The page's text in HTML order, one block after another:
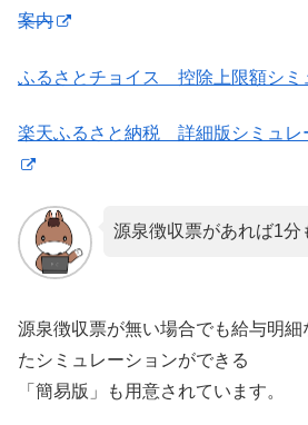
案内
ふるさとチョイス 控除上限額シミ
楽天ふるさと納税 詳細版シミュレ
源泉徴収票があれば1分
源泉徴収票が無い場合でも給与明
たシミュレーションができる
「簡易版」も用意されています。